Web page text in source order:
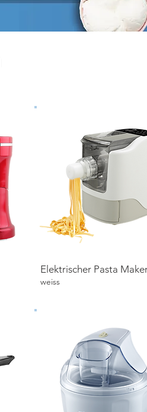
Elektrischer Pasta
weiss
Details ansehen